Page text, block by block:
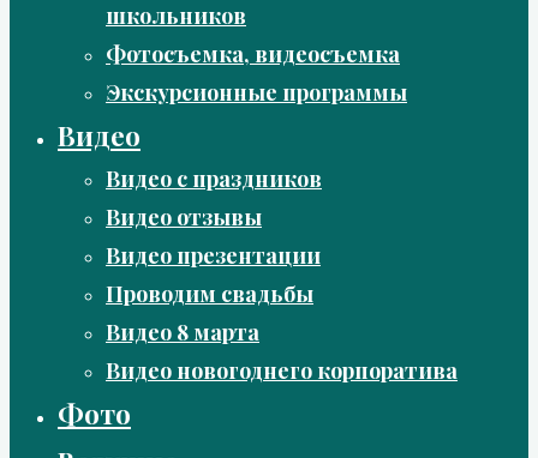
школьников
Фотосъемка, видеосъемка
Экскурсионные программы
Видео
Видео с праздников
Видео отзывы
Видео презентации
Проводим свадьбы
Видео 8 марта
Видео новогоднего корпоратива
Фото